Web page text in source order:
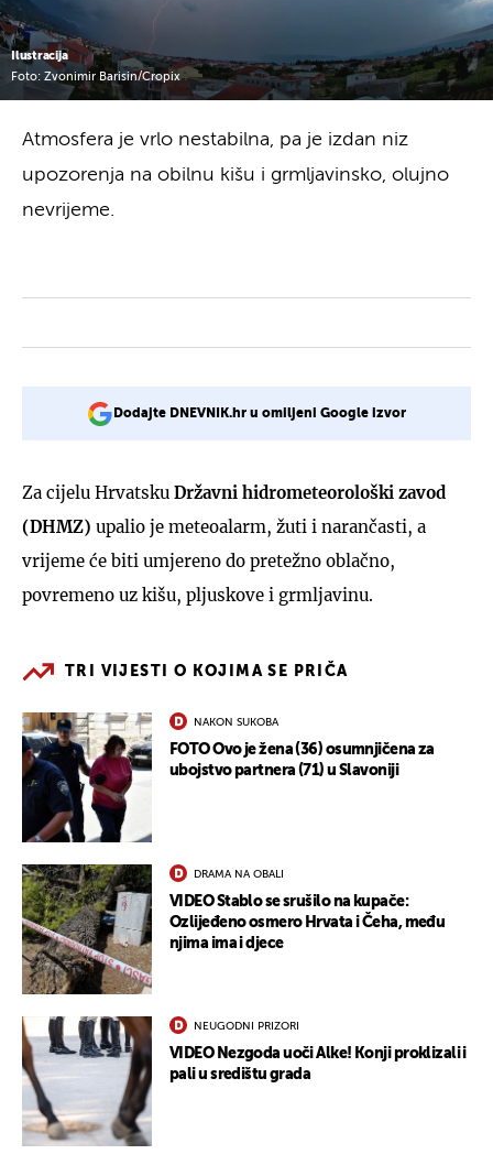
Ilustracija
Foto: Zvonimir Barisin/Cropix
Atmosfera je vrlo nestabilna, pa je izdan niz
upozorenja na obilnu kišu i grmljavinsko, olujno
nevrijeme.
Dodajte DNEVNIK.hr u omiljeni Google izvor
Za cijelu Hrvatsku Državni hidrometeorološki zavod
(DHMZ) upalio je meteoalarm, žuti i narančasti, a
vrijeme će biti umjereno do pretežno oblačno,
povremeno uz kišu, pljuskove i grmljavinu.
TRI VIJESTI O KOJIMA SE PRIČA
NAKON SUKOBA
FOTO Ovo je žena (36) osumnjičena za
ubojstvo partnera (71) u Slavoniji
DRAMA NA OBALI
VIDEO Stablo se srušilo na kupače:
Ozlijeđeno osmero Hrvata i Čeha, među
njima ima i djece
NEUGODNI PRIZORI
VIDEO Nezgoda uoči Alke! Konji proklizali i
pali u središtu grada